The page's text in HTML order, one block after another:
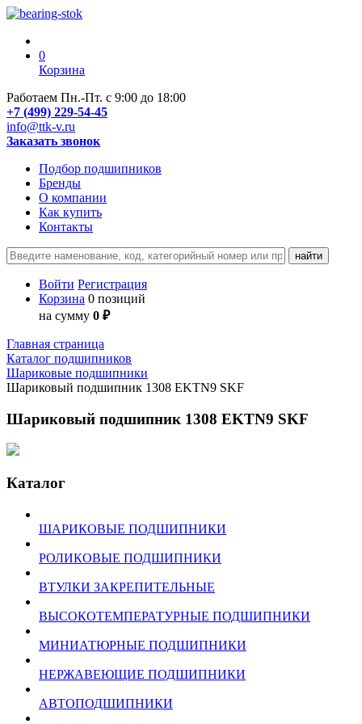
0
Корзина
Работаем Пн.-Пт. с 9:00 до 18:00
+7 (499) 229-54-45
info@ttk-v.ru
Заказать звонок
Подбор подшипников
Бренды
О компании
Как купить
Контакты
Войти Регистрация
Корзина 0 позиций
на сумму 0 ₽
Главная страница
Каталог подшипников
Шариковые подшипники
Шариковый подшипник 1308 EKTN9 SKF
Шариковый подшипник 1308 EKTN9 SKF
Каталог
ШАРИКОВЫЕ ПОДШИПНИКИ
РОЛИКОВЫЕ ПОДШИПНИКИ
ВТУЛКИ ЗАКРЕПИТЕЛЬНЫЕ
ВЫСОКОТЕМПЕРАТУРНЫЕ ПОДШИПНИКИ
МИНИАТЮРНЫЕ ПОДШИПНИКИ
НЕРЖАВЕЮЩИЕ ПОДШИПНИКИ
АВТОПОДШИПНИКИ